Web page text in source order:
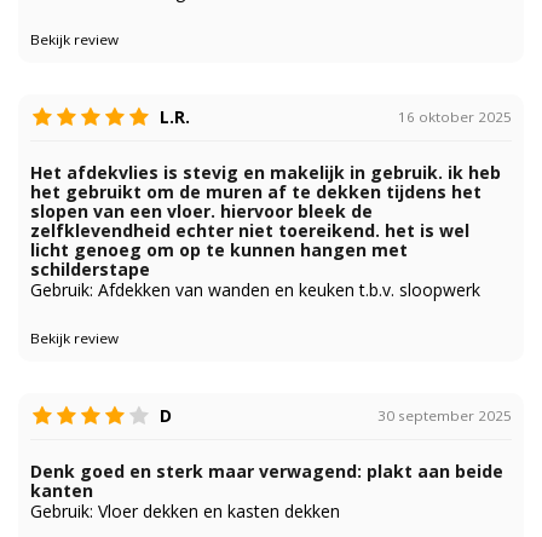
Bekijk review
L.R. 16 oktober 2025
Het afdekvlies is stevig en makelijk in gebruik. ik heb
het gebruikt om de muren af te dekken tijdens het
slopen van een vloer. hiervoor bleek de
zelfklevendheid echter niet toereikend. het is wel
licht genoeg om op te kunnen hangen met
schilderstape
Gebruik: Afdekken van wanden en keuken t.b.v. sloopwerk
Bekijk review
D 30 september 2025
Denk goed en sterk maar verwagend: plakt aan beide
kanten
Gebruik: Vloer dekken en kasten dekken